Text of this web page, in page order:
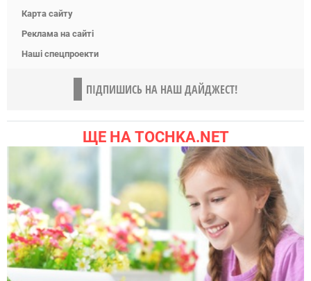
Карта сайту
Реклама на сайті
Наші спецпроекти
ПІДПИШИСЬ НА НАШ ДАЙДЖЕСТ!
ЩЕ НА TOCHKA.NET